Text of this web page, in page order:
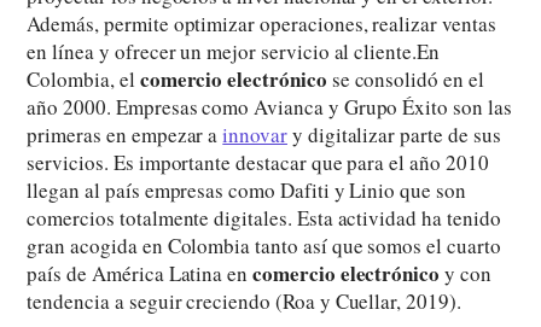
Además, permite optimizar operaciones, realizar ventas
en línea y ofrecer un mejor servicio al cliente.En
Colombia, el comercio electrónico se consolidó en el
año 2000. Empresas como Avianca y Grupo Éxito son las
primeras en empezar ainnovary digitalizar parte de sus
servicios. Es importante destacar que para el año 2010
llegan al país empresas como Dafiti y Linio que son
comercios totalmente digitales. Esta actividad ha tenido
gran acogida en Colombia tanto así que somos el cuarto
país de América Latina encomercio electrónico y con
tendencia a seguir creciendo (Roa y Cuellar, 2019).